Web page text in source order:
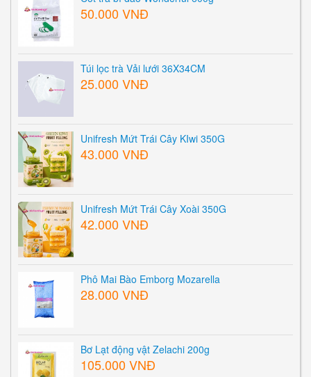
50.000 VNĐ
Túi lọc trà Vải lưới 36X34CM
25.000 VNĐ
Unifresh Mứt Trái Cây KIwi 350G
43.000 VNĐ
Unifresh Mứt Trái Cây Xoài 350G
42.000 VNĐ
Phô Mai Bào Emborg Mozarella
28.000 VNĐ
Bơ Lạt động vật Zelachi 200g
105.000 VNĐ